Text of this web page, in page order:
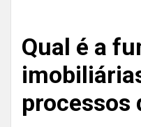
Qual é a
processos